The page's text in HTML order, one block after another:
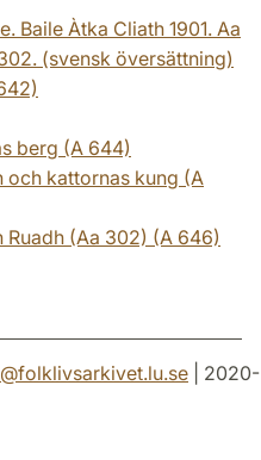
Baile Àtka Cliath 1901. Aa
(svensk översättning)
berg (A 644)
och kattornas kung (A
Ruadh (Aa 302) (A 646)
@folklivsarkivet.lu.se | 2020-